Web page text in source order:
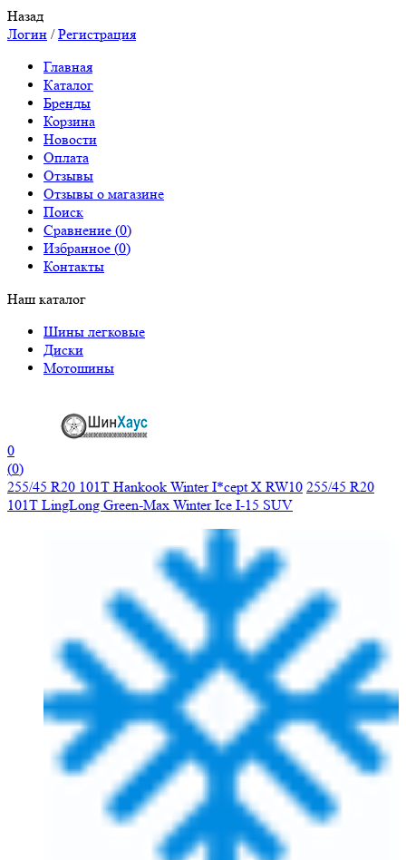
Назад
Логин /Регистрация
Главная
Каталог
Бренды
Корзина
Новости
Оплата
Отзывы
Отзывы о магазине
Поиск
Сравнение (0)
Избранное (0)
Контакты
Наш каталог
Шины легковые
Диски
Мотошины
0
(0)
255/45 R20 101T Hankook Winter I*cept X RW10 255/45 R20
101T LingLong Green-Max Winter Ice I-15 SUV